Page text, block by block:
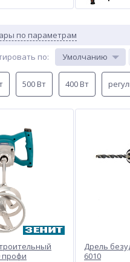
по параметрам
по: Умолчанию
500 Вт 400 Вт
профи
Дрель
6010